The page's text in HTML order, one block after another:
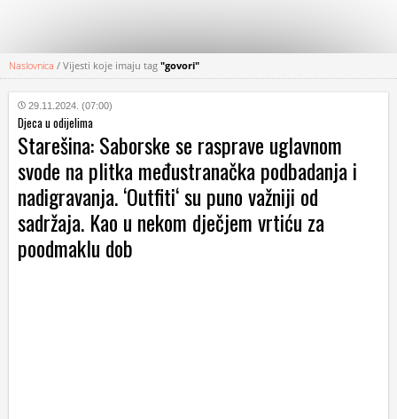
KATEGORIJE
HRVATSKI
WEB
Naslovnica / Vijesti koje imaju tag "govori"
29.11.2024. (07:00)
Djeca u odijelima
Starešina: Saborske se rasprave uglavnom
svode na plitka međustranačka podbadanja i
nadigravanja. ‘Outfiti‘ su puno važniji od
sadržaja. Kao u nekom dječjem vrtiću za
poodmaklu dob